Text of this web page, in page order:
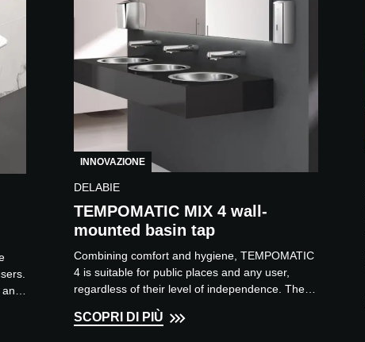
INNOVAZIONE
DELABIE
TEMPOMATIC MIX 4 wall-
mounted basin tap
Combining comfort and hygiene, TEMPOMATIC
4 is suitable for public places and any user,
regardless of their level of independence. The
electronic mixer can...
SCOPRI DI PIÙ